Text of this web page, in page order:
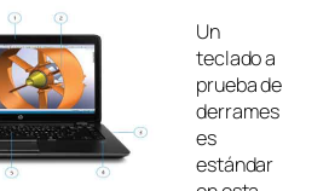
Un
teclado a
prueba de
derrames
es
estándar